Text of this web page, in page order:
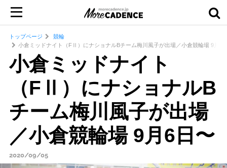
トップページ
競輪
小倉ミッドナイト（FⅡ）にナショナルBチーム梅川風子が出場／小倉競輪場 9月6
小倉ミッドナイト
（FⅡ）にナショナルB
チーム梅川風子が出場
／小倉競輪場 9月6日〜
2020/09/05